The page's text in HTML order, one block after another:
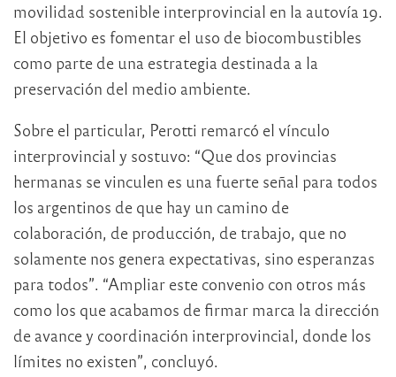
movilidad sostenible interprovincial en la autovía 19.
El objetivo es fomentar el uso de biocombustibles
como parte de una estrategia destinada a la
preservación del medio ambiente.
Sobre el particular, Perotti remarcó el vínculo
interprovincial y sostuvo: “Que dos provincias
hermanas se vinculen es una fuerte señal para todos
los argentinos de que hay un camino de
colaboración, de producción, de trabajo, que no
solamente nos genera expectativas, sino esperanzas
para todos”. “Ampliar este convenio con otros más
como los que acabamos de firmar marca la dirección
de avance y coordinación interprovincial, donde los
límites no existen”, concluyó.